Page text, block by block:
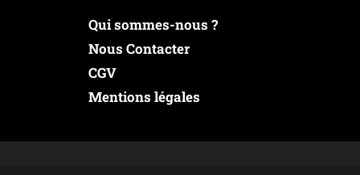
Qui sommes-nous ?
Nous Contacter
CGV
Mentions légales